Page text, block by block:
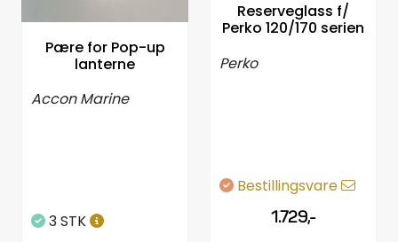
Pære for Pop-up
lanterne
Accon Marine
3 STK
Reserveglass f/
Perko 120/170 serien
Perko
Bestillingsvare
1.729,-